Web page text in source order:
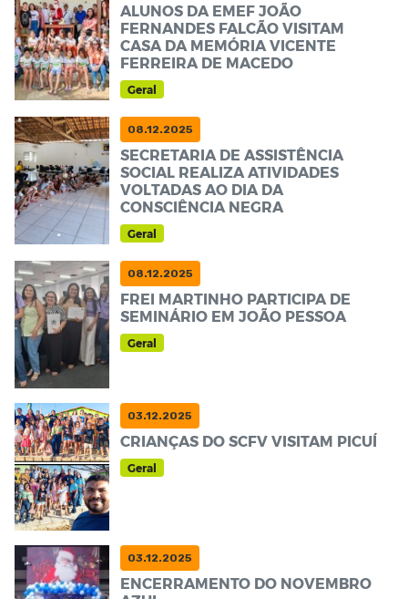
ALUNOS DA EMEF JOÃO
FERNANDES FALCÃO VISITAM
CASA DA MEMÓRIA VICENTE
FERREIRA DE MACEDO
Geral
08.12.2025
SECRETARIA DE ASSISTÊNCIA
SOCIAL REALIZA ATIVIDADES
VOLTADAS AO DIA DA
CONSCIÊNCIA NEGRA
Geral
08.12.2025
FREI MARTINHO PARTICIPA DE
SEMINÁRIO EM JOÃO PESSOA
Geral
03.12.2025
CRIANÇAS DO SCFV VISITAM PICUÍ
Geral
03.12.2025
ENCERRAMENTO DO NOVEMBRO